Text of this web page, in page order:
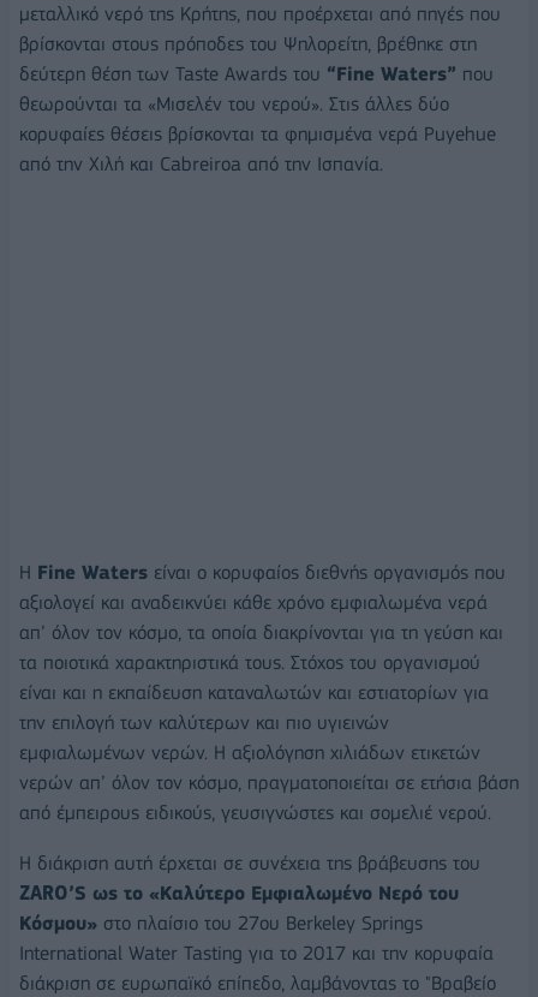
μεταλλικό νερό της Κρήτης, που προέρχεται από πηγές που
βρίσκονται στους πρόποδες του Ψηλορείτη, βρέθηκε στη
δεύτερη θέση των Taste Awards του “Fine Waters” που
θεωρούνται τα «Μισελέν του νερού». Στις άλλες δύο
κορυφαίες θέσεις βρίσκονται τα φημισμένα νερά Puyehue
από την Χιλή και Cabreiroa από την Ισπανία.
Η Fine Waters είναι ο κορυφαίος διεθνής οργανισμός που
αξιολογεί και αναδεικνύει κάθε χρόνο εμφιαλωμένα νερά
απ’ όλον τον κόσμο, τα οποία διακρίνονται για τη γεύση και
τα ποιοτικά χαρακτηριστικά τους. Στόχος του οργανισμού
είναι και η εκπαίδευση καταναλωτών και εστιατορίων για
την επιλογή των καλύτερων και πιο υγιεινών
εμφιαλωμένων νερών. Η αξιολόγηση χιλιάδων ετικετών
νερών απ’ όλον τον κόσμο, πραγματοποιείται σε ετήσια βάση
από έμπειρους ειδικούς, γευσιγνώστες και σομελιέ νερού.
Η διάκριση αυτή έρχεται σε συνέχεια της βράβευσης του
ZARO’S ως το «Καλύτερο Εμφιαλωμένο Νερό του
Κόσμου» στο πλαίσιο του 27ου Berkeley Springs
International Water Tasting για το 2017 και την κορυφαία
διάκριση σε ευρωπαϊκό επίπεδο, λαμβάνοντας το "Βραβείο